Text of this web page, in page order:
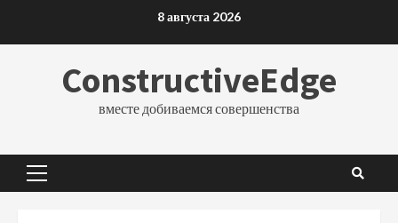
8 августа 2026
ConstructiveEdge
вместе добиваемся совершенства
Основное